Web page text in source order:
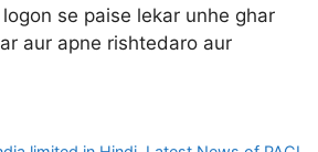
se paise lekar unhe ghar
aur apne rishtedaro aur